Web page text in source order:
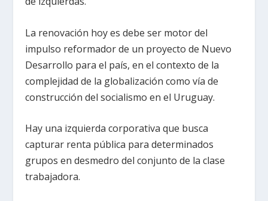
La renovación hoy es debe ser motor del
impulso reformador de un proyecto de Nuevo
Desarrollo para el país, en el contexto de la
complejidad de la globalización como vía de
construcción del socialismo en el Uruguay.
Hay una izquierda corporativa que busca
capturar renta pública para determinados
grupos en desmedro del conjunto de la clase
trabajadora.